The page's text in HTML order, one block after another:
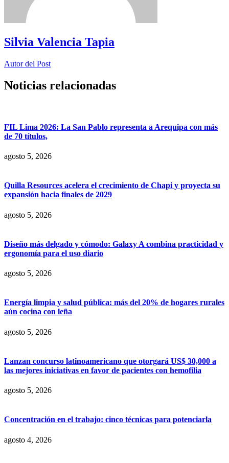
Silvia Valencia Tapia
Autor del Post
Noticias relacionadas
FIL Lima 2026: La San Pablo representa a Arequipa con más
de 70 títulos,
agosto 5, 2026
Quilla Resources acelera el crecimiento de Chapi y proyecta su
expansión hacia finales de 2029
agosto 5, 2026
Diseño más delgado y cómodo: Galaxy A combina practicidad y
ergonomía para el uso diario
agosto 5, 2026
Energía limpia y salud pública: más del 20% de hogares rurales
aún cocina con leña
agosto 5, 2026
Lanzan concurso latinoamericano que otorgará US$ 30,000 a
las mejores iniciativas en favor de pacientes con hemofilia
agosto 5, 2026
Concentración en el trabajo: cinco técnicas para potenciarla
agosto 4, 2026